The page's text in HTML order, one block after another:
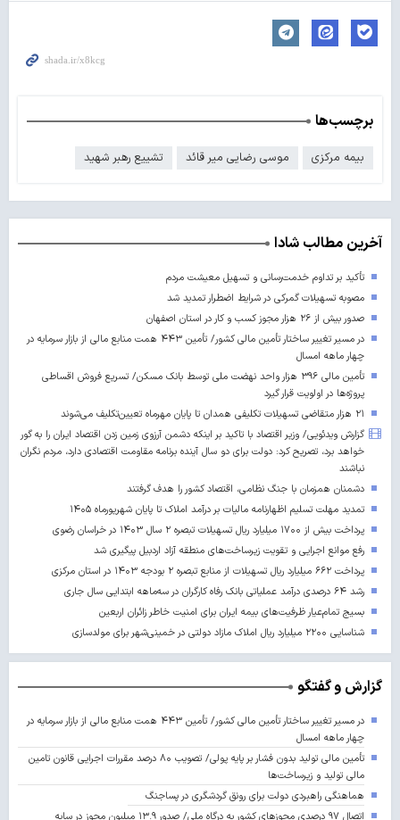
برچسب‌ها
بیمه مرکزی موسی رضایی میر قائد تشییع رهبر شهید
آخرین مطالب شادا
تأکید بر تداوم خدمت‌رسانی و تسهیل معیشت مردم
مصوبه تسهیلات گمرکی در شرایط اضطرار تمدید شد
صدور بیش از ۲۶ هزار مجوز کسب‌ و کار در استان اصفهان
در مسیر تغییر ساختار تأمین مالی کشور/ تأمین ۴۴۳ همت منابع مالی از بازار سرمایه در
چهار ماهه امسال
تأمین مالی ۳۹۶ هزار واحد نهضت ملی توسط بانک مسکن/ تسریع فروش اقساطی
پروژه‌ها در اولویت قرار گیرد
۲۱ هزار متقاضی تسهیلات تکلیفی همدان تا پایان مهرماه تعیین‌تکلیف می‌شوند
گزارش ویدئویی/ وزیر اقتصاد با تاکید بر اینکه دشمن آرزوی زمین زدن اقتصاد ایران را به گور
خواهد برد، تصریح کرد: دولت برای دو سال آینده برنامه مقاومت اقتصادی دارد، مردم نگران
نباشند
دشمنان همزمان با جنگ نظامی، اقتصاد کشور را هدف گرفتند
تمدید مهلت تسلیم اظهارنامه مالیات بر درآمد املاک تا پایان شهریورماه ۱۴۰۵
پرداخت بیش از ۱۷۰۰ میلیارد ریال تسهیلات تبصره ۲ سال ۱۴۰۳ در خراسان رضوی
رفع موانع اجرایی و تقویت زیرساخت‌های منطقه آزاد اردبیل پیگیری شد
پرداخت ۶۶۲ میلیارد ریال تسهیلات از منابع تبصره ۲ بودجه ۱۴۰۳ در استان مرکزی
رشد ۶۴ درصدی درآمد عملیاتی بانک رفاه کارگران در سه‌ماهه ابتدایی سال جاری
بسیج تمام‌عیار ظرفیت‌های بیمه ایران برای امنیت خاطر زائران اربعین
شناسایی ۲۲۰۰ میلیارد ریال املاک مازاد دولتی در خمینی‌شهر برای مولدسازی
گزارش و گفتگو
در مسیر تغییر ساختار تأمین مالی کشور/ تأمین ۴۴۳ همت منابع مالی از بازار سرمایه در
چهار ماهه امسال
تأمین مالی تولید بدون فشار بر پایه پولی/ تصویب ۸۰ درصد مقررات اجرایی قانون تامین
مالی تولید و زیرساخت‌ها
هماهنگی راهبردی دولت برای رونق گردشگری در پساجنگ
اتصال ۹۷ درصدی مجوزهای کشور به درگاه ملی/ صدور ۱۳.۹ میلیون مجوز در سایه